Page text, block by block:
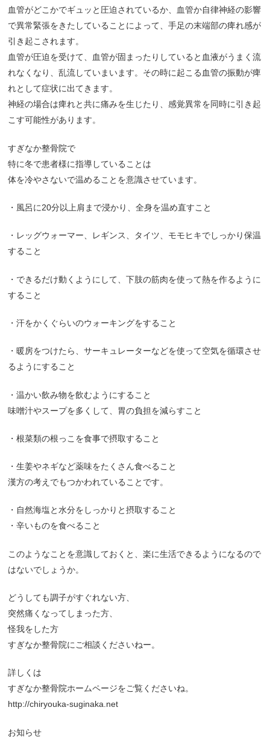
血管がどこかでギュッと圧迫されているか、血管か自律神経の影響
で異常緊張をきたしていることによって、手足の末端部の痺れ感が
引き起こされます。
血管が圧迫を受けて、血管が固まったりしていると血液がうまく流
れなくなり、乱流していまいます。その時に起こる血管の振動が痺
れとして症状に出てきます。
神経の場合は痺れと共に痛みを生じたり、感覚異常を同時に引き起
こす可能性があります。
すぎなか整骨院で
特に冬で患者様に指導していることは
体を冷やさないで温めることを意識させています。
・風呂に20分以上肩まで浸かり、全身を温め直すこと
・レッグウォーマー、レギンス、タイツ、モモヒキでしっかり保温
すること
・できるだけ動くようにして、下肢の筋肉を使って熱を作るように
すること
・汗をかくぐらいのウォーキングをすること
・暖房をつけたら、サーキュレーターなどを使って空気を循環させ
るようにすること
・温かい飲み物を飲むようにすること
味噌汁やスープを多くして、胃の負担を減らすこと
・根菜類の根っこを食事で摂取すること
・生姜やネギなど薬味をたくさん食べること
漢方の考えでもつかわれていることです。
・自然海塩と水分をしっかりと摂取すること
・辛いものを食べること
このようなことを意識しておくと、楽に生活できるようになるので
はないでしょうか。
どうしても調子がすぐれない方、
突然痛くなってしまった方、
怪我をした方
すぎなか整骨院にご相談くださいねー。
詳しくは
すぎなか整骨院ホームページをご覧くださいね。
http://chiryouka-suginaka.net
お知らせ